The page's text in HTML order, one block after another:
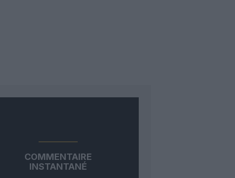
COMMENTAIRE
INSTANTANÉ